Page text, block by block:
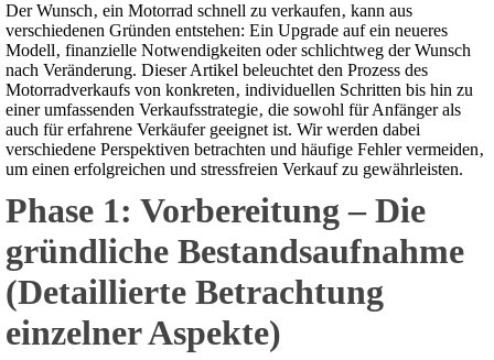
Der Wunsch‚ ein Motorrad schnell zu verkaufen‚ kann aus
verschiedenen Gründen entstehen: Ein Upgrade auf ein neueres
Modell‚ finanzielle Notwendigkeiten oder schlichtweg der Wunsch
nach Veränderung. Dieser Artikel beleuchtet den Prozess des
Motorradverkaufs von konkreten‚ individuellen Schritten bis hin zu
einer umfassenden Verkaufsstrategie‚ die sowohl für Anfänger als
auch für erfahrene Verkäufer geeignet ist. Wir werden dabei
verschiedene Perspektiven betrachten und häufige Fehler vermeiden‚
um einen erfolgreichen und stressfreien Verkauf zu gewährleisten.
Phase 1: Vorbereitung – Die
gründliche Bestandsaufnahme
(Detaillierte Betrachtung
einzelner Aspekte)